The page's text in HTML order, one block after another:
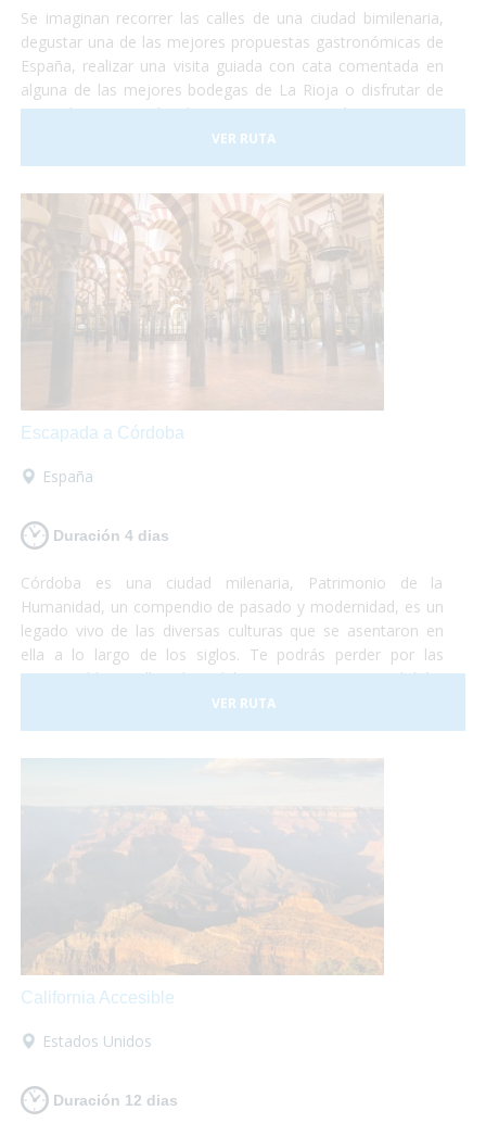
Se imaginan recorrer las calles de una ciudad bimilenaria,
degustar una de las mejores propuestas gastronómicas de
España, realizar una visita guiada con cata comentada en
alguna de las mejores bodegas de La Rioja o disfrutar de
una relajante sesión de Spa con una temática que gira
entorno del vino y del aceite de oliva? Y todo esto
adaptado a vuestras necesidades!
VER RUTA
Escapada a Córdoba
España
Duración 4 dias
Córdoba es una ciudad milenaria, Patrimonio de la
Humanidad, un compendio de pasado y modernidad, es un
legado vivo de las diversas culturas que se asentaron en
ella a lo largo de los siglos. Te podrás perder por las
innumerables callejuelas del casco antiguo cordobés,
plazas y patios floridos ubicados alrededor de la Mezquita-
Catedral, reflejo de la relevancia de la ciudad en la época
VER RUTA
California Accesible
Estados Unidos
Duración 12 dias